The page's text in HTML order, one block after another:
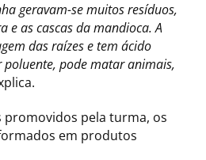
geravam-se muitos resíduos,
e as cascas da mandioca. A
das raízes e tem ácido
poluente, pode matar animais,
pela turma, os
em produtos